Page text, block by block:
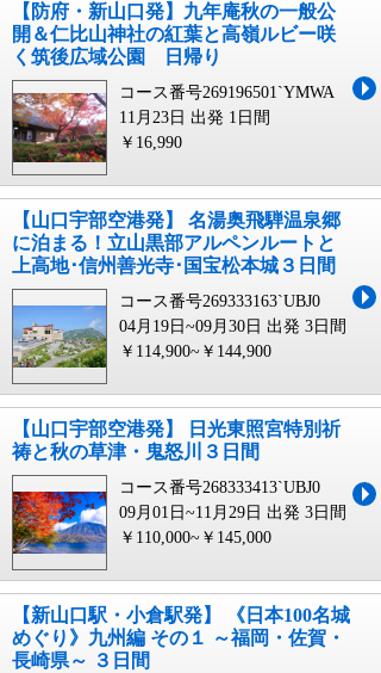
【防府・新山口発】九年庵秋の一般公
開＆仁比山神社の紅葉と高嶺ルビー咲
く筑後広域公園 日帰り
コース番号269196501`YMWA
11月23日 出発 1日間
￥16,990
【山口宇部空港発】 名湯奥飛騨温泉郷
に泊まる！立山黒部アルペンルートと
上高地･信州善光寺･国宝松本城３日間
コース番号269333163`UBJ0
04月19日~09月30日 出発 3日間
￥114,900~￥144,900
【山口宇部空港発】 日光東照宮特別祈
祷と秋の草津・鬼怒川３日間
コース番号268333413`UBJ0
09月01日~11月29日 出発 3日間
￥110,000~￥145,000
【新山口駅・小倉駅発】 《日本100名城
めぐり》九州編 その１ ～福岡・佐賀・
長崎県～ ３日間